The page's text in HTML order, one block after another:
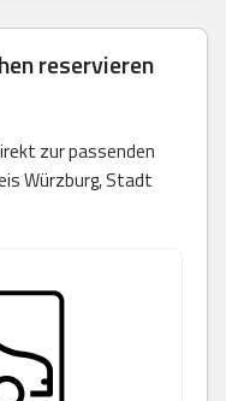
reservieren
zur passenden
Würzburg, Stadt